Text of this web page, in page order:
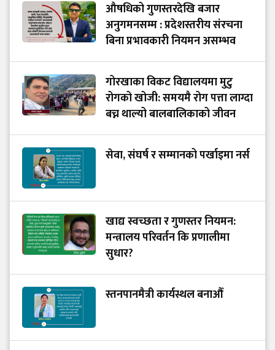
औषधिको गुणस्तरदेखि बजार
अनुगमनसम्म : प्रदेशस्तरीय संरचना
बिना प्रभावकारी नियमन असम्भव
गोरखाका विकट विद्यालयमा मुटु
रोगको खोजी: समयमै रोग पत्ता लाग्दा
बच्न थाल्यो बालबालिकाको जीवन
सेवा, संघर्ष र सम्मानको पर्खाइमा नर्स
खाद्य स्वच्छता र गुणस्तर नियमन:
मन्त्रालय परिवर्तन कि प्रणालीमा
सुधार?
स्तनपानमैत्री कार्यस्थल बनाऔँ